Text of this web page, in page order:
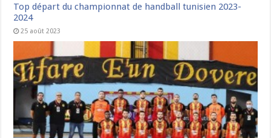
Top départ du championnat de handball tunisien 2023-
2024
25 août 2023